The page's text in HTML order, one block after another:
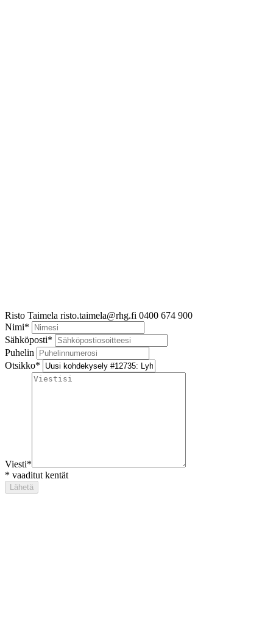
Risto Taimela risto.taimela@rhg.fi 0400 674 900
Nimi*
Sähköposti*
Puhelin
Otsikko*
Viesti*
* vaaditut kentät